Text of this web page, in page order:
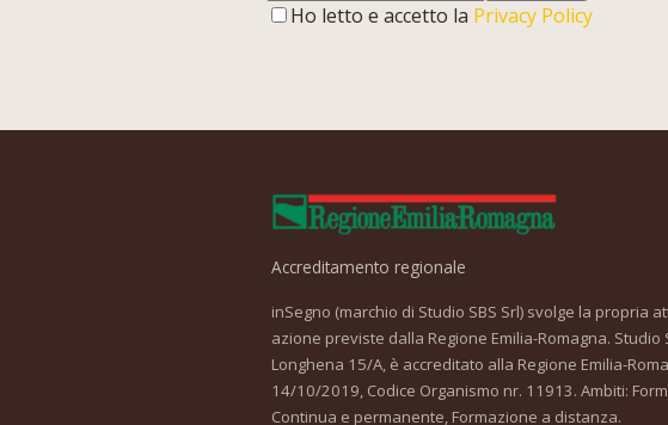
Ho letto e accetto la Privacy Policy
Accreditamento regionale
inSegno (marchio di Studio SBS Srl) svolge la propria
azione previste dalla Regione Emilia-Romagna. Studio
Longhena 15/A, è accreditato alla Regione Emilia-
14/10/2019, Codice Organismo nr. 11913. Ambiti:
Continua e permanente, Formazione a distanza.